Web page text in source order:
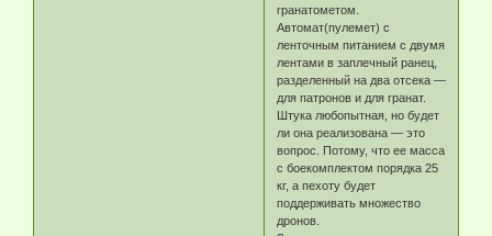
гранатометом.
Автомат(пулемет) с
ленточным питанием с двумя
лентами в заплечный ранец,
разделенный на два отсека —
для патронов и для гранат.
Штука любопытная, но будет
ли она реализована — это
вопрос. Потому, что ее масса
с боекомплектом порядка 25
кг, а пехоту будет
поддерживать множество
дронов.